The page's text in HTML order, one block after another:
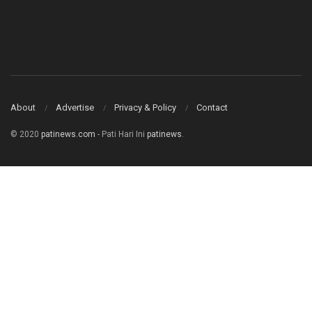
About Advertise Privacy & Policy Contact
© 2020 patinews.com - Pati Hari Ini patinews